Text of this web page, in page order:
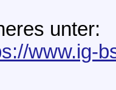
unter:
www.ig-